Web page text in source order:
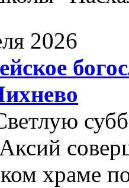
2026
храме